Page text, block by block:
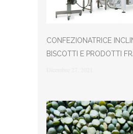
CONFEZIONATRICE
BISCOTTI E PRODOTTI